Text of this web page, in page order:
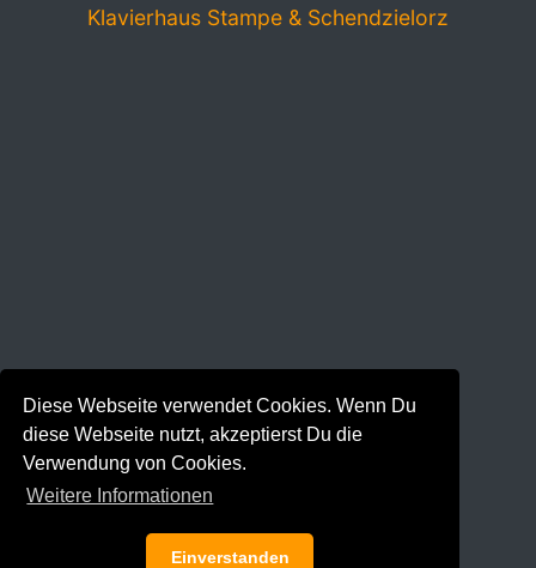
Diese Webseite verwendet Cookies. Wenn Du
diese Webseite nutzt, akzeptierst Du die
Verwendung von Cookies.
Weitere Informationen
Einverstanden
Klavierhaus Stampe & Schendzielorz